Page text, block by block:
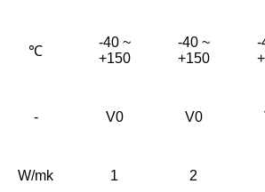
℃
-40 ~
+150
-40 ~
+150
-
- V0 V0
W/mk 1 2